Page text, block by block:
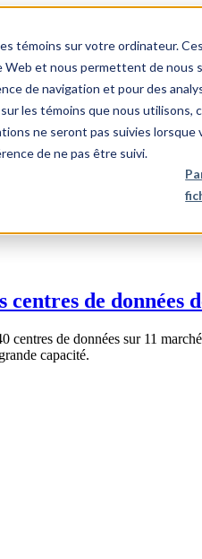
témoins sur votre ordinateur.
et nous permettent de nous
de navigation et pour des
les témoins que nous utilisons,
ne seront pas suivies
de ne pas être suivi.
centres de données
centres de données sur 11
capacité.